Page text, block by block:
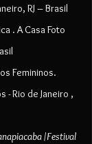
RJ – Brasil
. A Casa Foto
Femininos.
- Rio de Janeiro ,
/Festival